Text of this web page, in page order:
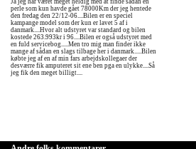
perle som kun havde gået 78000Km der jeg hentede
den fredag den 22/12-06....Bilen er en speciel
kampange model som der kun er lavet 5 af i
danmark....Hvor alt udstyret var standard og bilen
kostede 263.993kr i 96....Bilen er også udstyret med
en fuld servicebog.....Men tro mig man finder ikke
mange af sådan en slags tilbage her i danmark.....Bilen
købte jeg af en af min fars arbejdskollegaer der
desværre fik amputeret sit ene ben pga en ulykke....Så
jeg fik den meget billigt....